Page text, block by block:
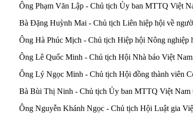
Ông Phạm Văn Lập - Chủ tịch Ủy ban MTTQ Việt
Bà Đặng Huỳnh Mai - Chủ tịch Liên hiệp hội về
Ông Hà Phúc Mịch - Chủ tịch Hiệp hội Nông nghiệp
Ông Lê Quốc Minh - Chủ tịch Hội Nhà báo Việt
Ông Lý Ngọc Minh - Chủ tịch Hội đồng thành viên
Bà Bùi Thị Ninh - Chủ tịch Ủy ban MTTQ Việt Nam
Ông Nguyễn Khánh Ngọc - Chủ tịch Hội Luật gia